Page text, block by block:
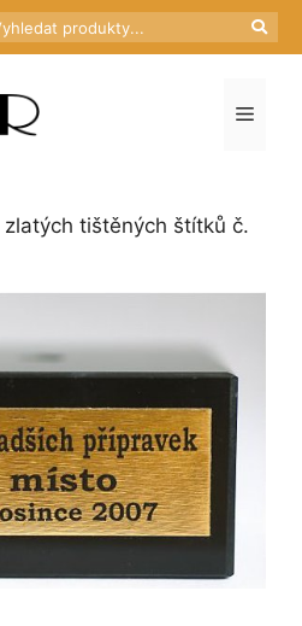
Menu
zlatých tištěných štítků č.